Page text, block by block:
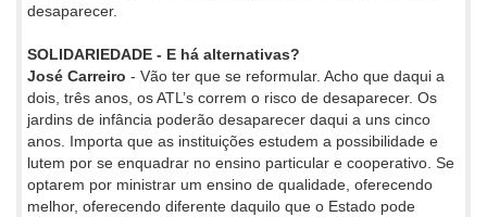
desaparecer.
SOLIDARIEDADE - E há alternativas?
José Carreiro - Vão ter que se reformular. Acho que daqui a
dois, três anos, os ATL’s correm o risco de desaparecer. Os
jardins de infância poderão desaparecer daqui a uns cinco
anos. Importa que as instituições estudem a possibilidade e
lutem por se enquadrar no ensino particular e cooperativo. Se
optarem por ministrar um ensino de qualidade, oferecendo
melhor, oferecendo diferente daquilo que o Estado pode